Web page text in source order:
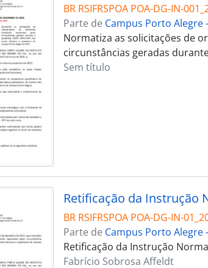
BR RSIFRSPOA POA-DG-IN-
Parte de Campus Porto Alegre -
Normatiza as solicitações de
circunstâncias geradas
Sem título
Retificação da Instrução
BR RSIFRSPOA POA-DG-IN-
Parte de Campus Porto Alegre -
Retificação da Instrução
Fabrício Sobrosa Affeldt